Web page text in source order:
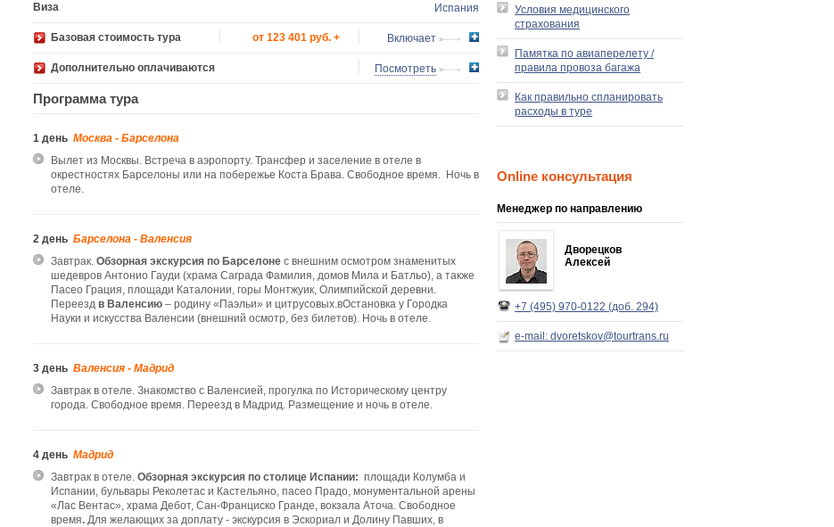
Виза Испания
Базовая стоимость тура от 123 401 руб. + Включает
Дополнительно оплачиваются Посмотреть
Программа тура
1 день Москва - Барселона
Вылет из Москвы. Встреча в аэропорту. Трансфер и заселение в отеле в
окрестностях Барселоны или на побережье Коста Брава. Свободное время. Ночь в
отеле.
2 день Барселона - Валенсия
Завтрак. Обзорная экскурсия по Барселоне с внешним осмотром знаменитых
шедевров Антонио Гауди (храма Саграда Фамилия, домов Мила и Батльо), а также
Пасео Грация, площади Каталонии, горы Монтжуик, Олимпийской деревни.
Переезд в Валенсию – родину «Паэльи» и цитрусовых.вОстановка у Городка
Науки и искусства Валенсии (внешний осмотр, без билетов). Ночь в отеле.
3 день Валенсия - Мадрид
Завтрак в отеле. Знакомство с Валенсией, прогулка по Историческому центру
города. Свободное время. Переезд в Мадрид. Размещение и ночь в отеле.
4 день Мадрид
Завтрак в отеле. Обзорная экскурсия по столице Испании: площади Колумба и
Испании, бульвары Реколетас и Кастельяно, пасео Прадо, монументальной арены
«Лас Вентас», храма Дебот, Сан-Франциско Гранде, вокзала Аточа. Свободное
время. Для желающих за доплату - экскурсия в Эскориал и Долину Павших, в
Условия медицинского
страхования
Памятка по авиаперелету /
правила провоза багажа
Как правильно спланировать
расходы в туре
Online консультация
Менеджер по направлению
Дворецков
Алексей
+7 (495) 970-0122 (доб. 294)
e-mail: dvoretskov@tourtrans.ru